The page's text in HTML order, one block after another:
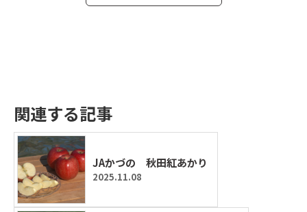
関連する記事
JAかづの 秋田紅あかり
2025.11.08